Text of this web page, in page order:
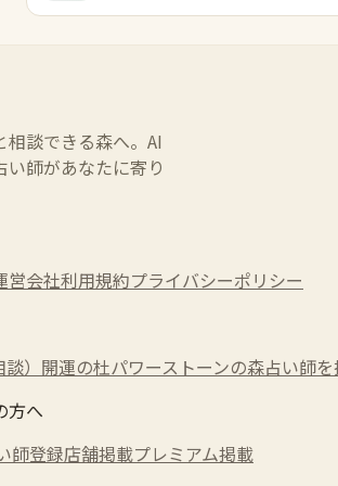
相談できる森へ。AI
い師があなたに寄り
営会社利用規約プライバシーポリシー
） 開運の杜パワーストーンの森占い師
方へ
師登録店舗掲載プレミアム掲載